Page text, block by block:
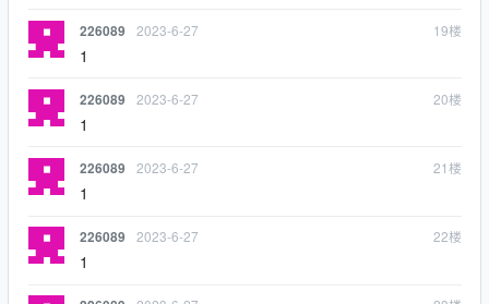
226089 2023-6-27 19楼
1
226089 2023-6-27 20楼
1
226089 2023-6-27 21楼
1
226089 2023-6-27 22楼
1